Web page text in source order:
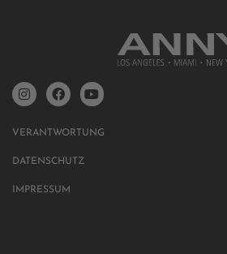
VERANTWORTUNG
DATENSCHUTZ
IMPRESSUM